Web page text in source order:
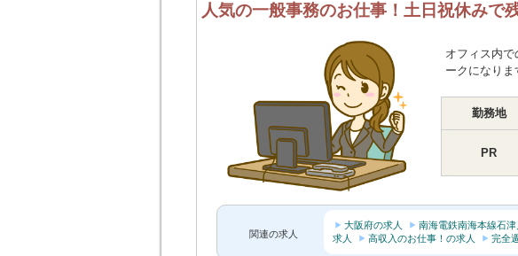
人気の一般事務のお仕事！土日祝休みで
オフィス内
ークになりま
勤務地
PR
関連の求人
大阪府の求人 南海電鉄南海本線石津
求人
高収入のお仕事！の求人 完全